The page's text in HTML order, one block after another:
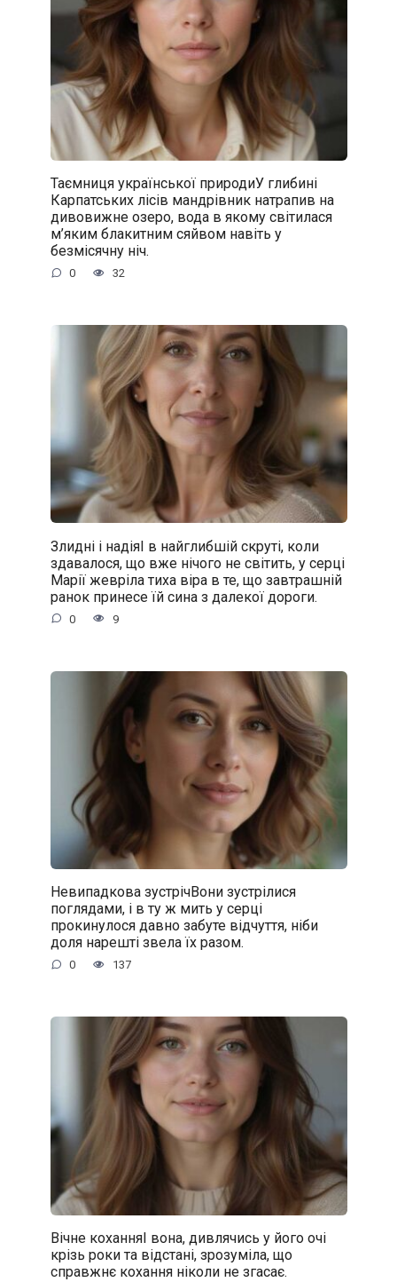
Таємниця української природиУ глибині
Карпатських лісів мандрівник натрапив на
дивовижне озеро, вода в якому світилася
м’яким блакитним сяйвом навіть у
безмісячну ніч.
0 32
Злидні і надіяІ в найглибшій скруті, коли
здавалося, що вже нічого не світить, у серці
Марії жевріла тиха віра в те, що завтрашній
ранок принесе їй сина з далекої дороги.
0 9
Невипадкова зустрічВони зустрілися
поглядами, і в ту ж мить у серці
прокинулося давно забуте відчуття, ніби
доля нарешті звела їх разом.
0 137
Вічне коханняІ вона, дивлячись у його очі
крізь роки та відстані, зрозуміла, що
справжнє кохання ніколи не згасає.